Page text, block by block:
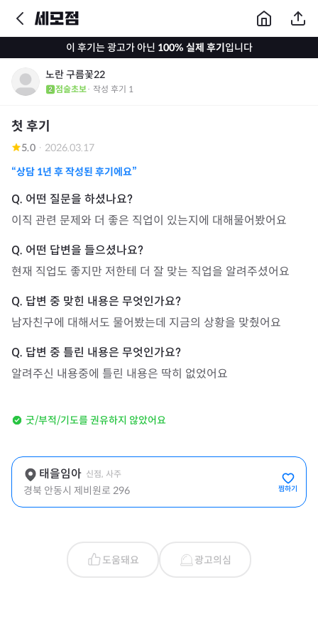
이 후기는 광고가 아닌 100% 실제 후기입니다
노란 구름꽃22
점술초보· 작성 후기 1
첫 후기
5.0 · 2026.03.17
“상담 1년 후 작성된 후기에요”
이직 관련 문제와 더 좋은 직업이 있는지에 대해물어봤어요
현재 직업도 좋지만 저한테 더 잘 맞는 직업을 알려주셨어요
남자친구에 대해서도 물어봤는데 지금의 상황을 맞췄어요
알려주신 내용중에 틀린 내용은 딱히 없었어요
굿/부적/기도를 권유하지 않았어요
태을임아 신점, 사주
경북 안동시 제비원로 296 찜하기
도움돼요 광고의심